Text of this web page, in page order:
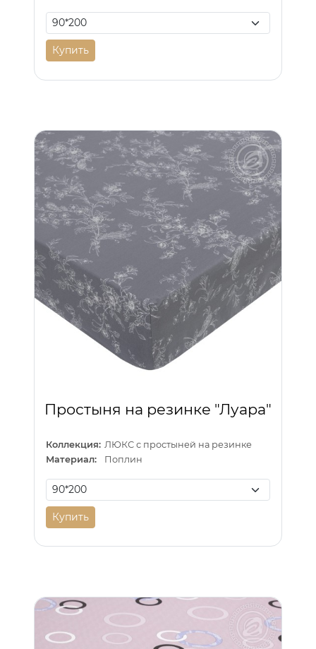
Купить
Простыня на резинке "Луара"
Коллекция: ЛЮКС с простыней на резинке
Материал:
Поплин
Купить